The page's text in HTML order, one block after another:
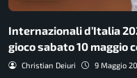
Internazionali d’Italia
gioco sabato 10 maggio
Christian Deiuri 9 Maggio